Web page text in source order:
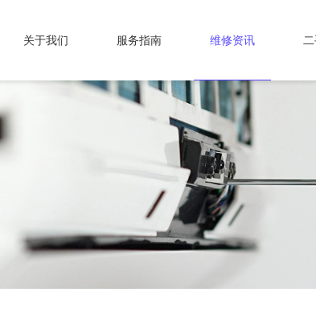
关于我们 服务指南 维修资讯